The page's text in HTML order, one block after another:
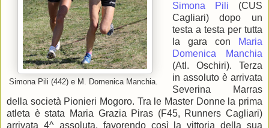
Simona Pili (442) e M. Domenica Manchia.
Simona Pili (CUS
Cagliari) dopo un
testa a testa per tutta
la gara con
Maria
Domenica Manchia
(Atl. Oschiri). Terza
in assoluto è arrivata
Severina Marras
della società Pionieri Mogoro. Tra le Master Donne la prima
atleta è stata Maria Grazia Piras (F45, Runners Cagliari)
arrivata 4^ assoluta, favorendo così la vittoria della sua